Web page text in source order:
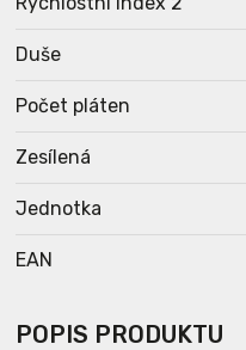
Duše
Počet pláten
Zesílená
Jednotka
EAN
POPIS PRODUKTU